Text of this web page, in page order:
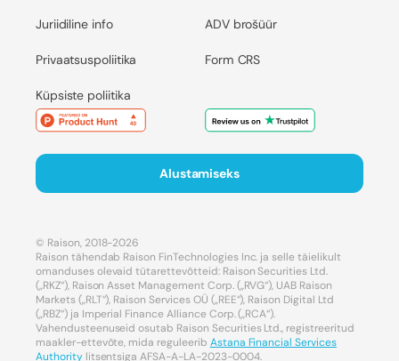
Juriidiline info
Privaatsuspoliitika
Küpsiste poliitika
ADV brošüür
Form CRS
Alustamiseks
© Raison, 2018-2026
Raison tähendab Raison FinTechnologies Inc. ja selle täielikult
omanduses olevaid tütarettevõtteid: Raison Securities Ltd.
(„RKZ“), Raison Asset Management Corp. („RVG“), UAB Raison
Markets („RLT“), Raison Services OÜ („REE“), Raison Digital Ltd
(„RBZ“) ja Imperial Finance Alliance Corp. („RCA“).
Vahendusteenuseid osutab Raison Securities Ltd., registreeritud
maakler-ettevõte, mida reguleerib Astana Financial Services
Authoritylitsentsiga AFSA-A-LA-2023-0004.